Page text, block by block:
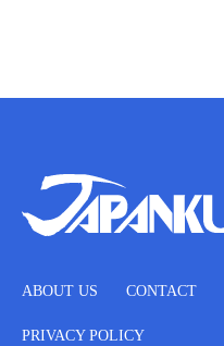
ABOUT US CONTACT
PRIVACY POLICY